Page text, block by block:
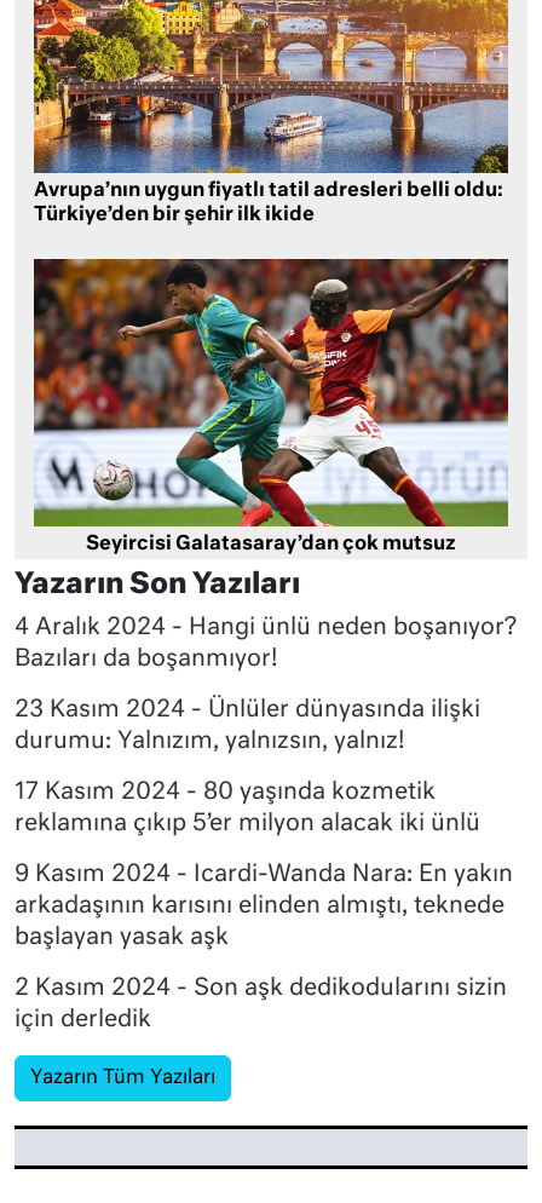
Avrupa’nın uygun fiyatlı tatil adresleri belli oldu:
Türkiye’den bir şehir ilk ikide
Seyircisi Galatasaray’dan çok mutsuz
Yazarın Son Yazıları
4 Aralık 2024 - Hangi ünlü neden boşanıyor?
Bazıları da boşanmıyor!
23 Kasım 2024 - Ünlüler dünyasında ilişki
durumu: Yalnızım, yalnızsın, yalnız!
17 Kasım 2024 - 80 yaşında kozmetik
reklamına çıkıp 5’er milyon alacak iki ünlü
9 Kasım 2024 - Icardi-Wanda Nara: En yakın
arkadaşının karısını elinden almıştı, teknede
başlayan yasak aşk
2 Kasım 2024 - Son aşk dedikodularını sizin
için derledik
Yazarın Tüm Yazıları